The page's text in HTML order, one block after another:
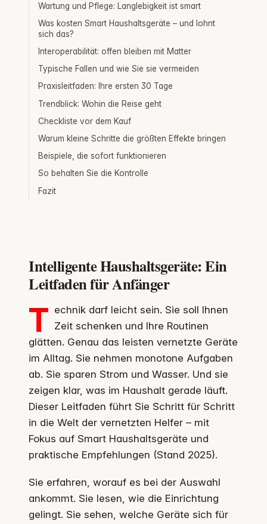
Wartung und Pflege: Langlebigkeit ist smart
Was kosten Smart Haushaltsgeräte – und lohnt
sich das?
Interoperabilität: offen bleiben mit Matter
Typische Fallen und wie Sie sie vermeiden
Praxisleitfaden: Ihre ersten 30 Tage
Trendblick: Wohin die Reise geht
Checkliste vor dem Kauf
Warum kleine Schritte die größten Effekte bringen
Beispiele, die sofort funktionieren
So behalten Sie die Kontrolle
Fazit
Intelligente Haushaltsgeräte: Ein
Leitfaden für Anfänger
T echnik darf leicht sein. Sie soll Ihnen
Zeit schenken und Ihre Routinen
glätten. Genau das leisten vernetzte Geräte
im Alltag. Sie nehmen monotone Aufgaben
ab. Sie sparen Strom und Wasser. Und sie
zeigen klar, was im Haushalt gerade läuft.
Dieser Leitfaden führt Sie Schritt für Schritt
in die Welt der vernetzten Helfer – mit
Fokus auf Smart Haushaltsgeräte und
praktische Empfehlungen (Stand 2025).
Sie erfahren, worauf es bei der Auswahl
ankommt. Sie lesen, wie die Einrichtung
gelingt. Sie sehen, welche Geräte sich für